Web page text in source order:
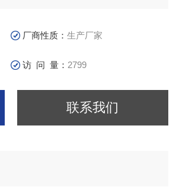
厂商性质：生产厂家
访 问 量： 2799
联系我们